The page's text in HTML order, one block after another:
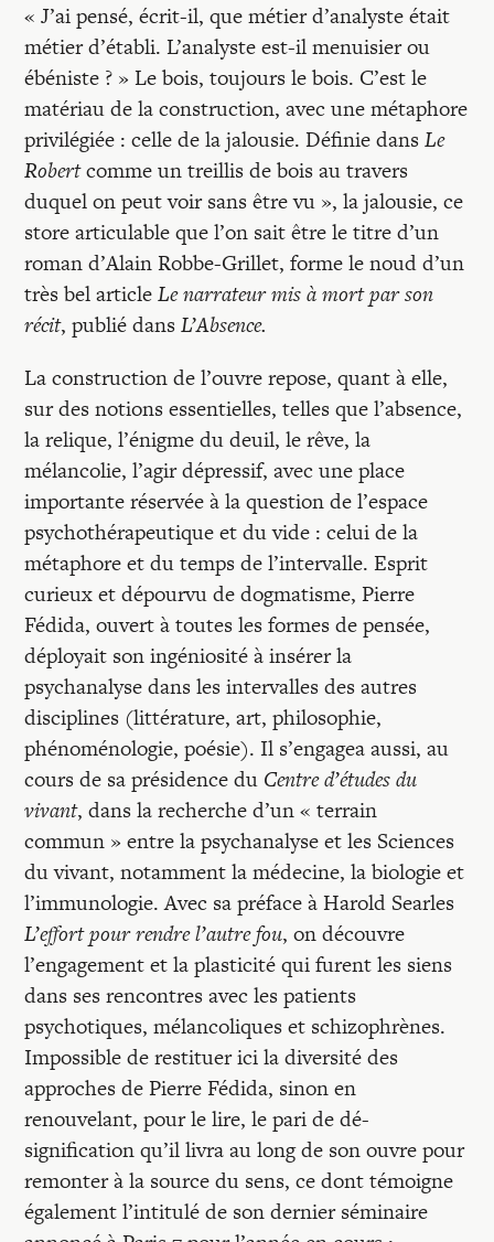
« J’ai pensé, écrit-il, que métier d’analyste était
métier d’établi. L’analyste est-il menuisier ou
ébéniste ? » Le bois, toujours le bois. C’est le
matériau de la construction, avec une métaphore
privilégiée : celle de la jalousie. Définie dansLe
Robertcomme un treillis de bois au travers
duquel on peut voir sans être vu », la jalousie, ce
store articulable que l’on sait être le titre d’un
roman d’Alain Robbe-Grillet, forme le noud d’un
très bel articleLe narrateur mis à mort par son
récit, publié dansL’Absence.
La construction de l’ouvre repose, quant à elle,
sur des notions essentielles, telles que l’absence,
la relique, l’énigme du deuil, le rêve, la
mélancolie, l’agir dépressif, avec une place
importante réservée à la question de l’espace
psychothérapeutique et du vide : celui de la
métaphore et du temps de l’intervalle. Esprit
curieux et dépourvu de dogmatisme, Pierre
Fédida, ouvert à toutes les formes de pensée,
déployait son ingéniosité à insérer la
psychanalyse dans les intervalles des autres
disciplines (littérature, art, philosophie,
phénoménologie, poésie). Il s’engagea aussi, au
cours de sa présidence du Centre d’études du
vivant, dans la recherche d’un « terrain
commun » entre la psychanalyse et les Sciences
du vivant, notamment la médecine, la biologie et
l’immunologie. Avec sa préface à Harold Searles
L’effort pour rendre l’autre fou, on découvre
l’engagement et la plasticité qui furent les siens
dans ses rencontres avec les patients
psychotiques, mélancoliques et schizophrènes.
Impossible de restituer ici la diversité des
approches de Pierre Fédida, sinon en
renouvelant, pour le lire, le pari de dé-
signification qu’il livra au long de son ouvre pour
remonter à la source du sens, ce dont témoigne
également l’intitulé de son dernier séminaire